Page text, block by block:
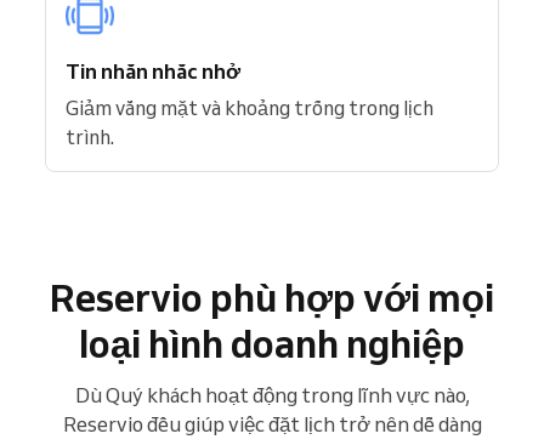
Tin nhắn nhắc nhở
Giảm vắng mặt và khoảng trống trong lịch
trình.
Reservio phù hợp với mọi
loại hình doanh nghiệp
Dù Quý khách hoạt động trong lĩnh vực nào,
Reservio đều giúp việc đặt lịch trở nên dễ dàng